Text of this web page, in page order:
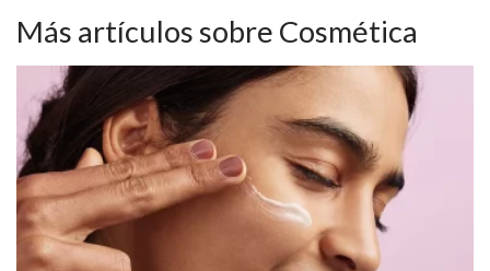
Más artículos sobre Cosmética